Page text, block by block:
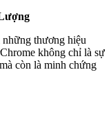
thương hiệu
không chỉ là sự
còn là minh chứng